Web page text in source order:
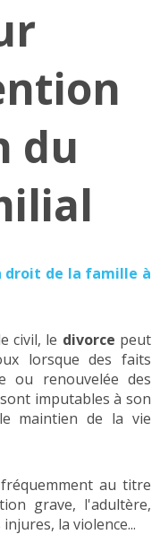
du
droit de la famille à
civil, le divorce peut
lorsque des faits
ou renouvelée des
imputables à son
maintien de la vie
au titre
grave, l'adultère,
la violence...